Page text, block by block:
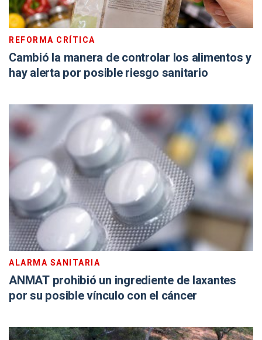
REFORMA CRÍTICA
Cambió la manera de controlar los alimentos y
hay alerta por posible riesgo sanitario
ALARMA SANITARIA
ANMAT prohibió un ingrediente de laxantes
por su posible vínculo con el cáncer